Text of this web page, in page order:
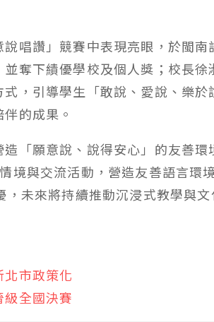
唱讚」競賽中表現亮眼，於閩南
奪下績優學校及個人獎；校長徐
，引導學生「敢說、愛說、樂於
的成果。
「願意說、說得安心」的友善環
境與交流活動，營造友善語言環
未來將持續推動沉浸式教學與文
市政策化
全國決賽